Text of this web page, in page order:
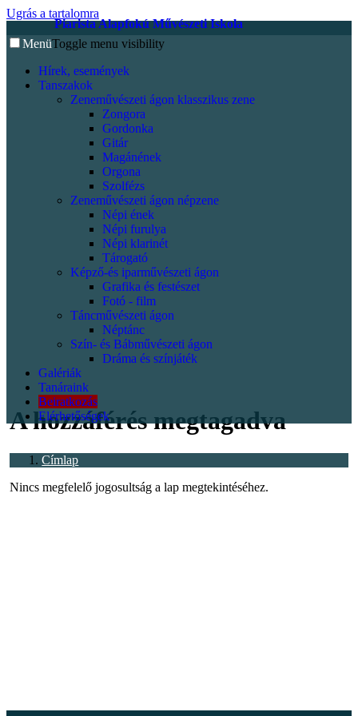
Ugrás a tartalomra
Piarista Alapfokú Művészeti Iskola
MenüToggle menu visibility
Hírek, események
Tanszakok
Zeneművészeti ágon klasszikus zene
Zongora
Gordonka
Gitár
Magánének
Orgona
Szolfézs
Zeneművészeti ágon népzene
Népi ének
Népi furulya
Népi klarinét
Tárogató
Képző-és iparművészeti ágon
Grafika és festészet
Fotó - film
Táncművészeti ágon
Néptánc
Szín- és Bábművészeti ágon
Dráma és színjáték
Galériák
Tanáraink
Beiratkozás
Elérhetőségek
<p></p>
A hozzáférés megtagadva
Címlap
Nincs megfelelő jogosultság a lap megtekintéséhez.